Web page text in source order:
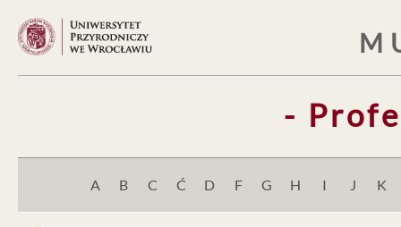
-
A B C Ć D F G H I J K